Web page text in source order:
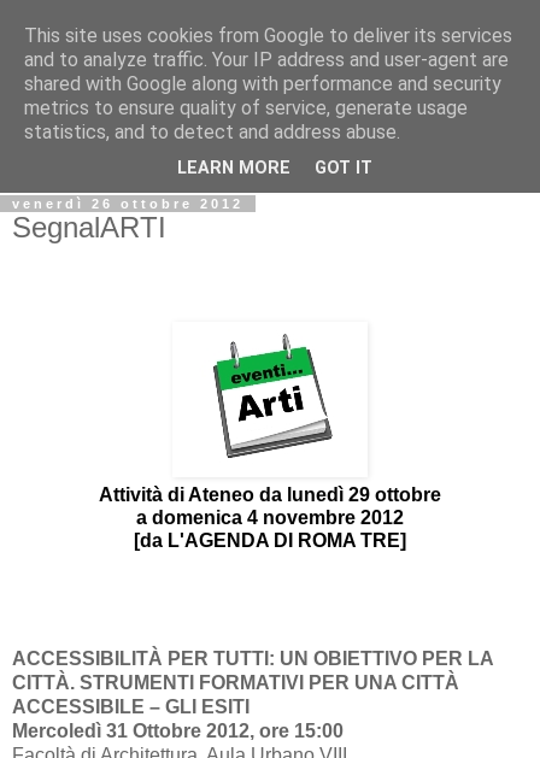
Biblio@rti in
Il Blog della Biblioteca di Area delle arti per condividere
informazioni iniziative incontri
venerdì 26 ottobre 2012
SegnalARTI
Attività di Ateneo da lunedì 29 ottobre
a domenica 4 novembre 2012
[da L'AGENDA DI ROMA TRE]
ACCESSIBILITÀ PER TUTTI: UN OBIETTIVO PER LA
CITTÀ. STRUMENTI FORMATIVI PER UNA CITTÀ
ACCESSIBILE – GLI ESITI
Mercoledì 31 Ottobre 2012, ore 15:00
This site uses cookies from Google to deliver its services
and to analyze traffic. Your IP address and user-agent are
shared with Google along with performance and security
metrics to ensure quality of service, generate usage
statistics, and to detect and address abuse.
LEARN MORE GOT IT